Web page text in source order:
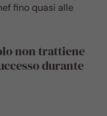
fino quasi alle
non trattiene
durante